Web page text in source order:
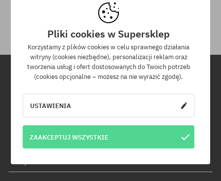
Na zwrot zakupionych produktów masz 30 dni licząc od daty
otrzymania przesyłki.
Newsletter
Pliki cookies w Supersklep
Korzystamy z plików cookies w celu sprawnego działania
witryny (cookies niezbędne), personalizacji reklam oraz
tworzenia usług i ofert dostosowanych do Twoich potrzeb
(cookies opcjonalne – możesz na nie wyrazić zgodę).
USTAWIENIA
ZAAKCEPTUJ WSZYSTKIE